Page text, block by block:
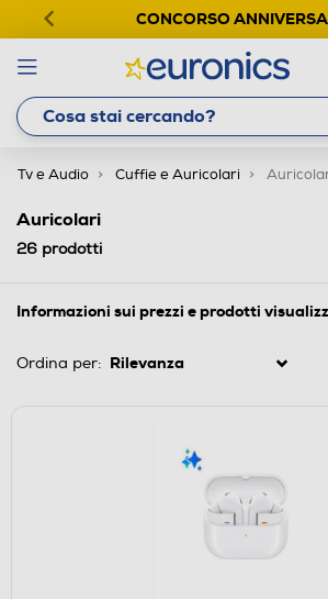
CONCORSO
Tv e Audio Cuffie e Auricolari
Auricolari
26 prodotti
Informazioni sui prezzi e prodotti
Ordina per: